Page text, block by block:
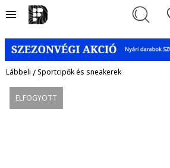
Lábbeli /Sportcipők és sneakerek
ELFOGYOTT